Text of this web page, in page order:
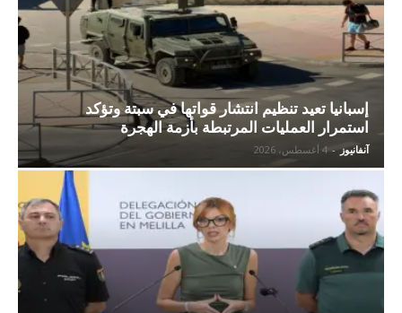
إسبانيا تعيد تنظيم انتشار قواتها في سبتة وتؤكد
استمرار العمليات المرتبطة بأزمة الهجرة
آنفانيوز - 4 أغسطس، 2026